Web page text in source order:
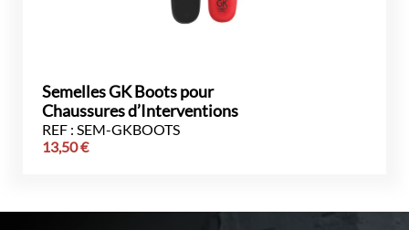
Semelles GK Boots pour
Chaussures d’Interventions
REF : SEM-GKBOOTS
13,50€